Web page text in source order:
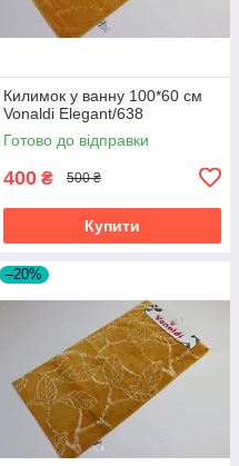
Килимок у ванну 100*60 см
Vonaldi Elegant/638
Готово до відправки
400 ₴ 500 ₴
Купити
–20%